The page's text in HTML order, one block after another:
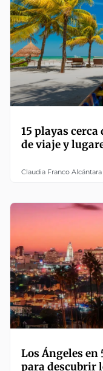
15 playas
de viaje y
Claudia Franco Alcántara
Los Ángeles
para descubrir